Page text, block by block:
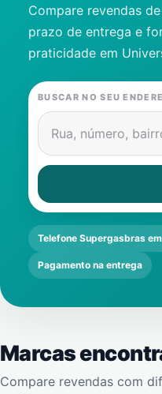
Contatos
Compare revendas
prazo de entrega e
praticidade em
BUSCAR NO SEU
Rua, número,
Telefone Supergasbras
Pagamento na entrega
Marcas
Compare revendas com